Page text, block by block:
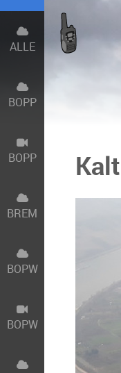
ALLE
BOPP
BOPP
BREM
BOPW
BOPW